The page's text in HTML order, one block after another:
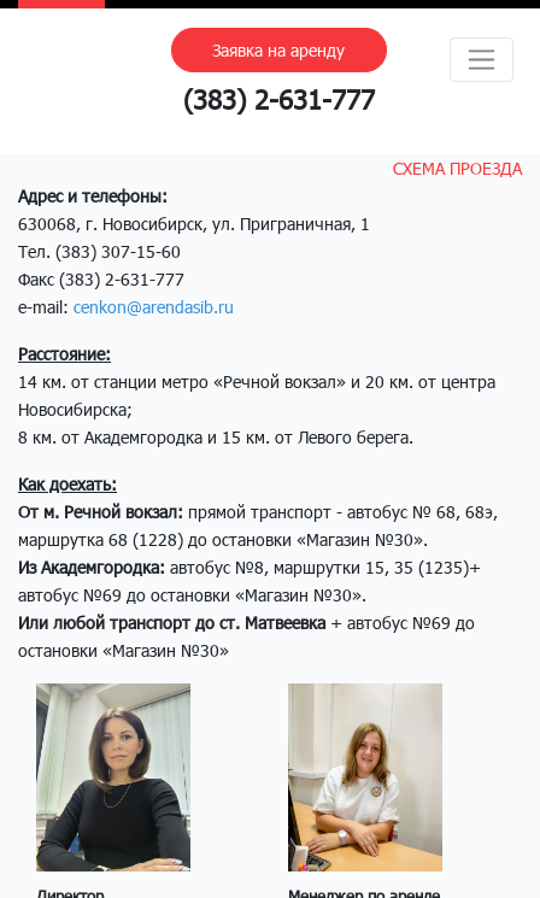
Заявка на аренду
(383) 2-631-777
СХЕМА ПРОЕЗДА
Адрес и телефоны:
630068, г. Новосибирск, ул. Приграничная, 1
Тел. (383) 307-15-60
Факс (383) 2-631-777
e-mail: cenkon@arendasib.ru
Расстояние:
14 км. от станции метро «Речной вокзал» и 20 км. от центра
Новосибирска;
8 км. от Академгородка и 15 км. от Левого берега.
Как доехать:
От м. Речной вокзал: прямой транспорт - автобус № 68, 68э,
маршрутка 68 (1228) до остановки «Магазин №30».
Из Академгородка: автобус №8, маршрутки 15, 35 (1235)+
автобус №69 до остановки «Магазин №30».
Или любой транспорт до ст. Матвеевка + автобус №69 до
остановки «Магазин №30»